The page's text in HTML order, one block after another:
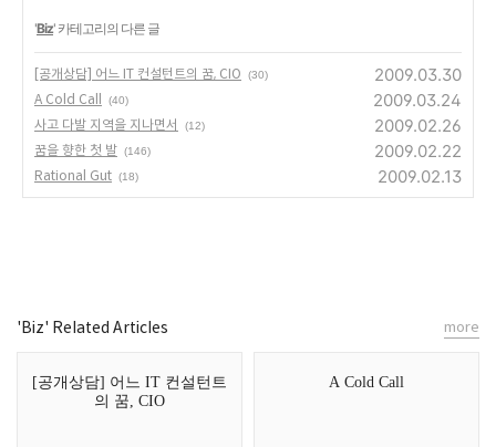
'Biz' 카테고리의 다른 글
[공개상담] 어느 IT 컨설턴트의 꿈, CIO (30) 2009.03.30
A Cold Call (40) 2009.03.24
사고 다발 지역을 지나면서 (12) 2009.02.26
꿈을 향한 첫 발 (146) 2009.02.22
Rational Gut (18) 2009.02.13
'Biz' Related Articles
[공개상담] 어느 IT 컨설턴트
의 꿈, CIO
A Cold Call
more